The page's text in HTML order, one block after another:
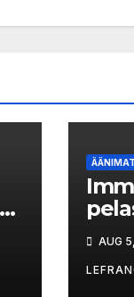
AUG